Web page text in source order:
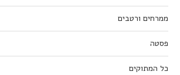
ממרחים ורטבים
פסטה
כל המתוקים